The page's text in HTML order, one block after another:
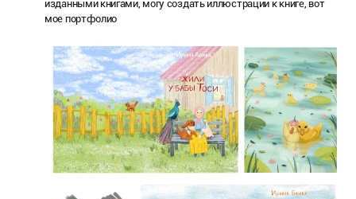
изданными книгами, могу создать иллюстрации к книге, вот
мое портфолио